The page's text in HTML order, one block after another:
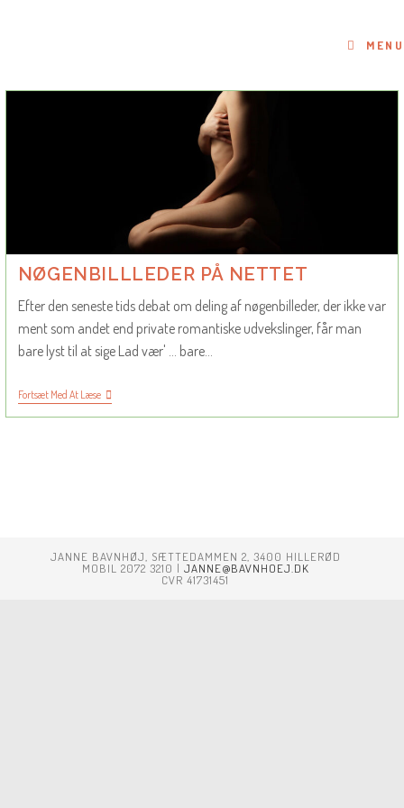
MENU
NØGENBILLLEDER PÅ NETTET
Efter den seneste tids debat om deling af nøgenbilleder, der ikke var
ment som andet end private romantiske udvekslinger, får man
bare lyst til at sige Lad vær' ... bare…
Fortsæt Med At LæseNøgenbillleder
På
JANNE BAVNHØJ, SÆTTEDAMMEN 2, 3400 HILLERØD
MOBIL 2072 3210 | JANNE@BAVNHOEJ.DK
CVR 41731451